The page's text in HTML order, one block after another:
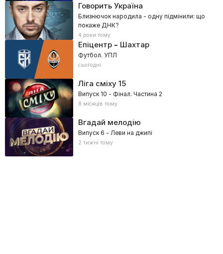
Говорить Україна
Близнючок народила - одну підмінили: що
покаже ДНК?
4 роки тому
Епіцентр – Шахтар
Футбол. УПЛ
сьогодні
Ліга сміху15
Випуск 10 - Фінал. Частина 2
8 місяців тому
Вгадай мелодію
Випуск 6 - Леви на джипі
2 тижні тому